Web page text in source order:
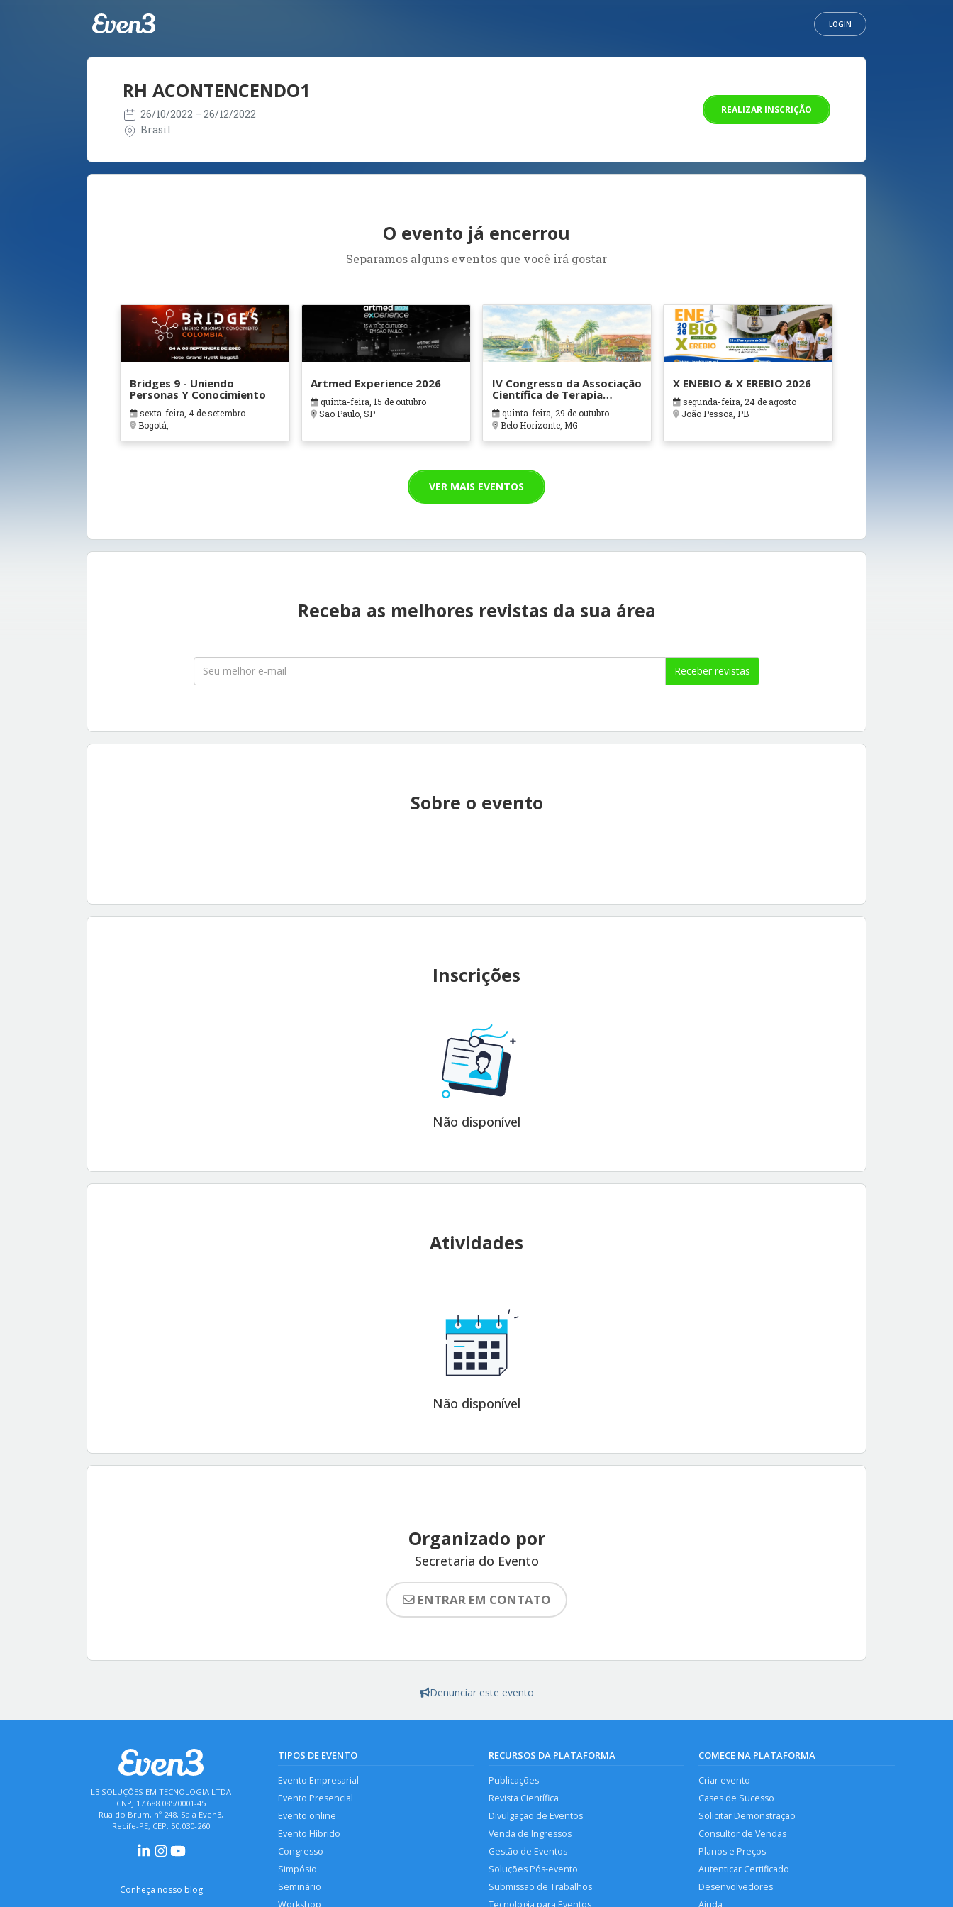
LOGIN
RH ACONTENCENDO1
26/10/2022 – 26/12/2022
Brasil
REALIZAR INSCRIÇÃO
O evento já encerrou
Separamos alguns eventos que você irá gostar
Bridges 9 - Uniendo
Personas Y Conocimiento
sexta-feira, 4 de setembro
Bogotá,
Artmed Experience 2026
quinta-feira, 15 de outubro
Sao Paulo, SP
IV Congresso da Associação
Científica de Terapia
Ocupacional em Contextos
Hospitalares e Cuidados
Paliativos - ATOHOSP
quinta-feira, 29 de outubro
Belo Horizonte, MG
X ENEBIO & X EREBIO 2026
segunda-feira, 24 de agosto
João Pessoa, PB
VER MAIS EVENTOS
Receba as melhores revistas da sua área
Receber revistas
Sobre o evento
Inscrições
Não disponível
Atividades
Não disponível
Organizado por
Secretaria do Evento
ENTRAR EM CONTATO
Denunciar este evento
L3 SOLUÇÕES EM TECNOLOGIA LTDA
CNPJ 17.688.085/0001-45
Rua do Brum, nº 248, Sala Even3,
Recife-PE, CEP: 50.030-260
Conheça nosso blog
TIPOS DE EVENTO
Evento Empresarial
Evento Presencial
Evento online
Evento Híbrido
Congresso
Simpósio
Seminário
Workshop
RECURSOS DA PLATAFORMA
Publicações
Revista Científica
Divulgação de Eventos
Venda de Ingressos
Gestão de Eventos
Soluções Pós-evento
Submissão de Trabalhos
Tecnologia para Eventos
COMECE NA PLATAFORMA
Criar evento
Cases de Sucesso
Solicitar Demonstração
Consultor de Vendas
Planos e Preços
Autenticar Certificado
Desenvolvedores
Ajuda